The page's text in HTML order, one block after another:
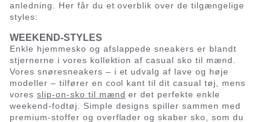
anledning. Her får du et overblik over de tilgængelige
styles:
WEEKEND-STYLES
Enkle hjemmesko og afslappede sneakers er blandt
stjernerne i vores kollektion af casual sko til mænd.
Vores snøresneakers – i et udvalg af lave og høje
modeller – tilfører en cool kant til dit casual tøj, mens
vores slip-on-sko til mænd er det perfekte enkle
weekend-fodtøj. Simple designs spiller sammen med
premium-stoffer og overflader og skaber sko, som du